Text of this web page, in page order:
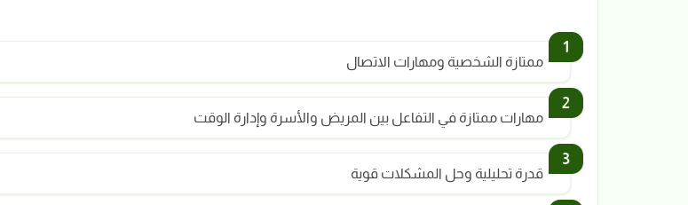
ممتازة الشخصية ومهارات الاتصال
مهارات ممتازة في التفاعل بين المريض والأسرة وإدارة الوقت
قدرة تحليلية وحل المشكلات قوية